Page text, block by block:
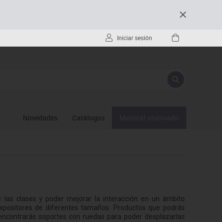
Iniciar sesión
Novedades Catálogos
las clases y poder mejorar la interacción en un ámbito
de diferentes tamaños. Productos que podrás
soportes con ruedas para poder desplazarlas